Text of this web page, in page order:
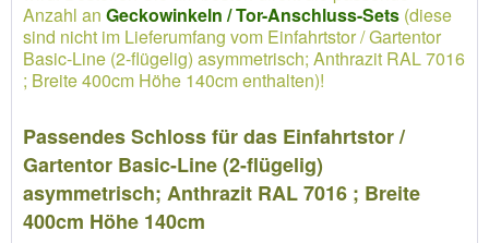
Anzahl an Geckowinkeln / Tor-Anschluss-Sets (diese
sind nicht im Lieferumfang vom Einfahrtstor / Gartentor
Basic-Line (2-flügelig) asymmetrisch; Anthrazit RAL 7016
; Breite 400cm Höhe 140cm enthalten)!
Passendes Schloss für das Einfahrtstor /
Gartentor Basic-Line (2-flügelig)
asymmetrisch; Anthrazit RAL 7016 ; Breite
400cm Höhe 140cm